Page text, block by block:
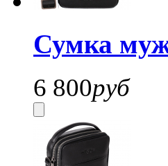
Сумка
6 800руб